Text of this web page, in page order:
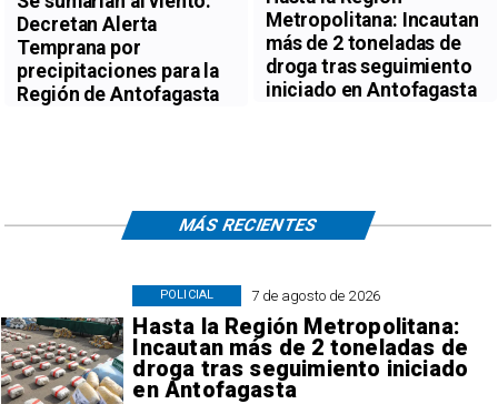
Decretan Alerta
Temprana por
precipitaciones para la
Región de Antofagasta
Metropolitana: Incautan
más de 2 toneladas de
droga tras seguimiento
iniciado en Antofagasta
7 de agosto de 2026
Hasta la Región Metropolitana:
Incautan más de 2 toneladas de
droga tras seguimiento iniciado
en Antofagasta
POLICIAL
MÁS RECIENTES